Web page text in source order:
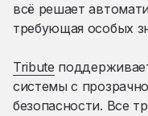
всё решает
требующая особых
Tribute
системы с
безопасности. Все